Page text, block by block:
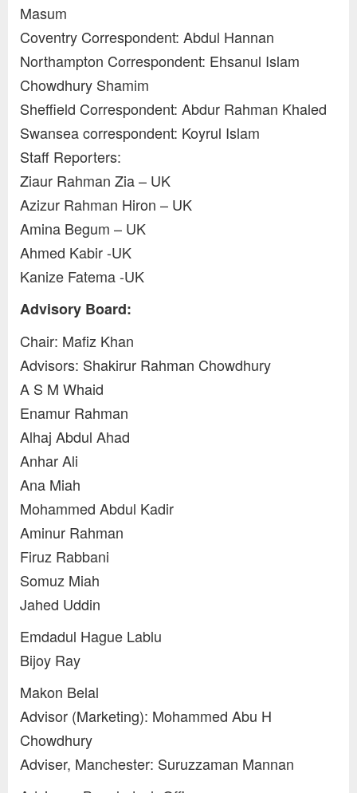
Masum
Coventry Correspondent: Abdul Hannan
Northampton Correspondent: Ehsanul Islam
Chowdhury Shamim
Sheffield Correspondent: Abdur Rahman Khaled
Swansea correspondent: Koyrul Islam
Staff Reporters:
Ziaur Rahman Zia – UK
Azizur Rahman Hiron – UK
Amina Begum – UK
Ahmed Kabir -UK
Kanize Fatema -UK
Advisory Board:
Chair: Mafiz Khan
Advisors: Shakirur Rahman Chowdhury
A S M Whaid
Enamur Rahman
Alhaj Abdul Ahad
Anhar Ali
Ana Miah
Mohammed Abdul Kadir
Aminur Rahman
Firuz Rabbani
Somuz Miah
Jahed Uddin
Emdadul Hague Lablu
Bijoy Ray
Makon Belal
Advisor (Marketing): Mohammed Abu H
Chowdhury
Adviser, Manchester: Suruzzaman Mannan